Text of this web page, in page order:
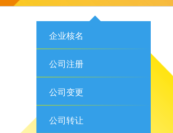
企业核名
公司注册
公司变更
公司转让